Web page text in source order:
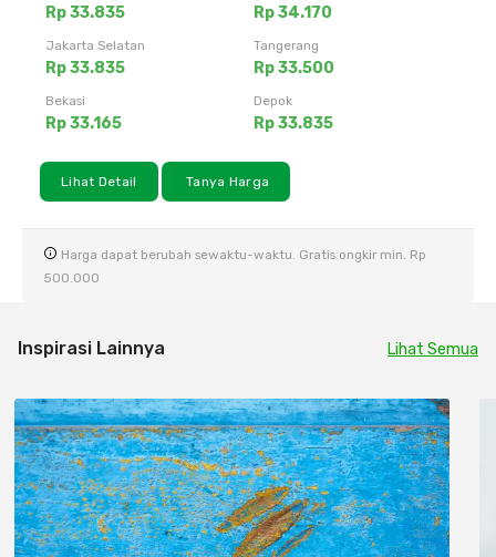
Rp 33.835 Rp 34.170
Jakarta Selatan
Rp 33.835
Tangerang
Rp 33.500
Bekasi
Rp 33.165
Depok
Rp 33.835
Lihat Detail Tanya Harga
Harga dapat berubah sewaktu-waktu. Gratis ongkir min. Rp
500.000
Inspirasi Lainnya Lihat Semua